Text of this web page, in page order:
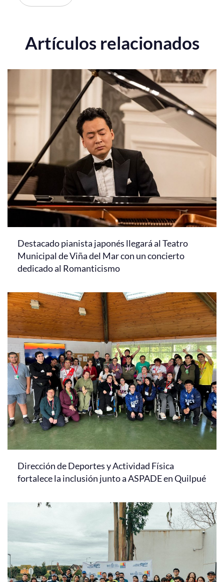
Artículos relacionados
Destacado pianista japonés llegará al Teatro
Municipal de Viña del Mar con un concierto
dedicado al Romanticismo
Dirección de Deportes y Actividad Física
fortalece la inclusión junto a ASPADE en Quilpué